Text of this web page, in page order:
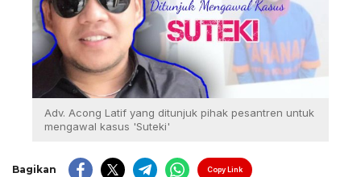
Adv. Acong Latif yang ditunjuk pihak pesantren untuk
mengawal kasus 'Suteki'
Bagikan Copy Link